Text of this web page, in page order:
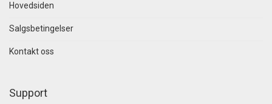
Hovedsiden
Salgsbetingelser
Kontakt oss
Support